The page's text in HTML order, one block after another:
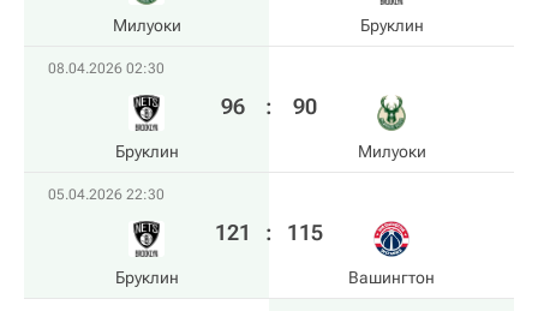
Милуоки Бруклин
08.04.2026 02:30
Бруклин
96 : 90
Милуоки
05.04.2026 22:30
Бруклин
121 : 115
Вашингтон